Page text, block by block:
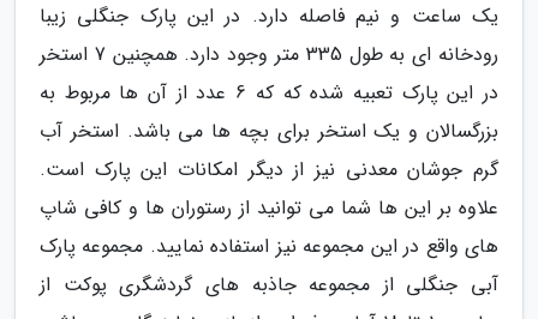
یک ساعت و نیم فاصله دارد. در این پارک جنگلی زیبا
رودخانه ای به طول 335 متر وجود دارد. همچنین 7 استخر
در این پارک تعبیه شده که که 6 عدد از آن ها مربوط به
بزرگسالان و یک استخر برای بچه ها می باشد. استخر آب
گرم جوشان معدنی نیز از دیگر امکانات این پارک است.
علاوه بر این ها شما می توانید از رستوران ها و کافی شاپ
های واقع در این مجموعه نیز استفاده نمایید. مجموعه پارک
آبی جنگلی از مجموعه جاذبه های گردشگری پوکت از